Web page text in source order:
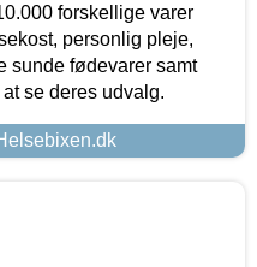
forskellige varer
personlig pleje,
sunde fødevarer samt
se deres udvalg.